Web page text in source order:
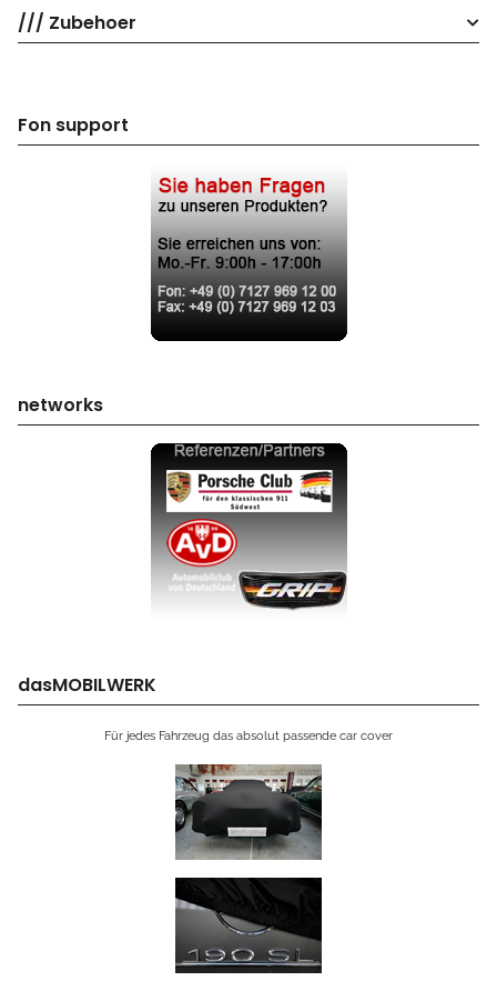
/// Zubehoer
Fon support
networks
dasMOBILWERK
Für jedes Fahrzeug das absolut passende car cover